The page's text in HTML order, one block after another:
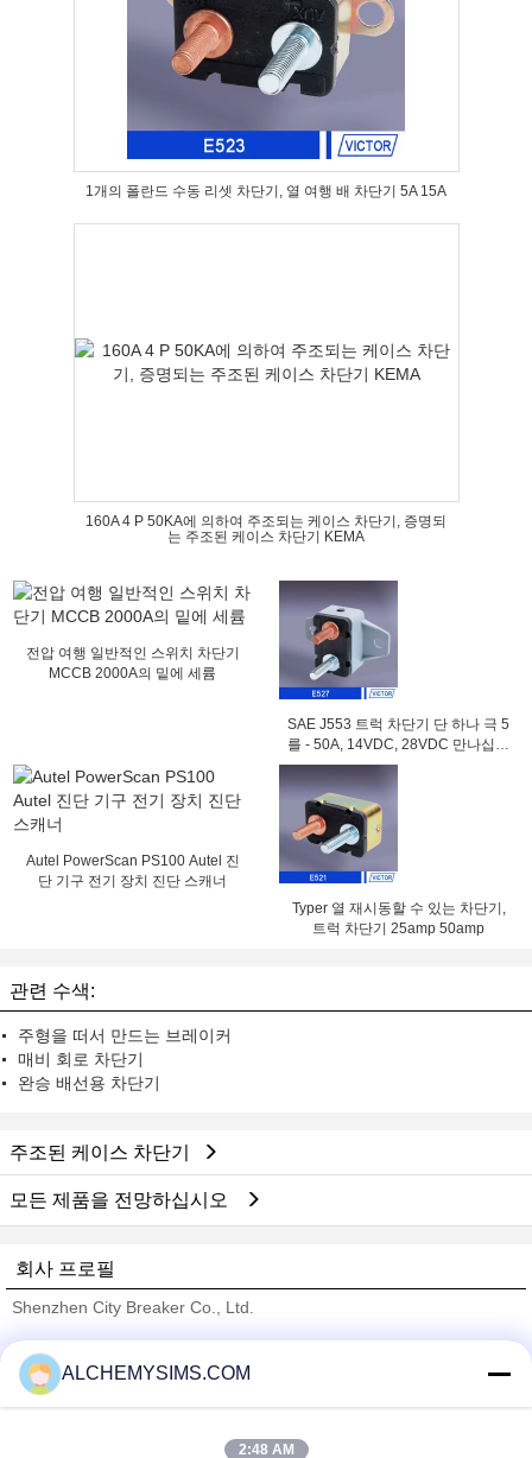
1개의 폴란드 수동 리셋 차단기, 열 여행 배 차단기 5A 15A
160A 4 P 50KA에 의하여 주조되는 케이스 차단기, 증명되
는 주조된 케이스 차단기 KEMA
전압 여행 일반적인 스위치 차단기
MCCB 2000A의 밑에 세륨
SAE J553 트럭 차단기 단 하나 극 5
를 - 50A, 14VDC, 28VDC 만나십시
오
Autel PowerScan PS100 Autel 진
단 기구 전기 장치 진단 스캐너
Typer 열 재시동할 수 있는 차단기,
트럭 차단기 25amp 50amp
관련 수색:
주형을 떠서 만드는 브레이커
매비 회로 차단기
완승 배선용 차단기
주조된 케이스 차단기
모든 제품을 전망하십시오
회사 프로필
Shenzhen City Breaker Co., Ltd.
Trust Seal
Verified Suplier
ALCHEMYSIMS.COM
2:48 AM